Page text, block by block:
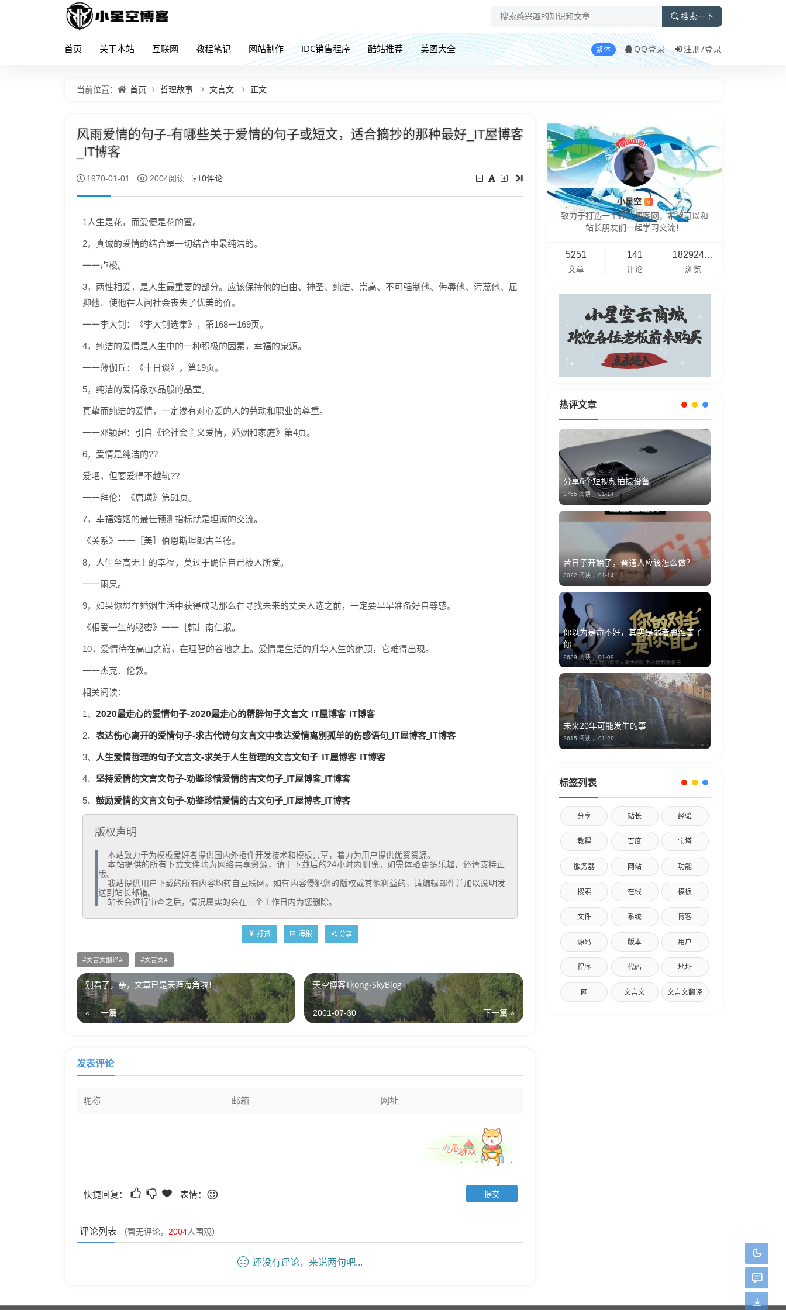
搜索一下
首页 关于本站 互联网 教程笔记 网站制作 IDC销售程序 酷站推荐 美图大全 繁体 QQ登录 注册/登录
当前位置： 首页 哲理故事 文言文 正文
风雨爱情的句子-有哪些关于爱情的句子或短文，适合摘抄的那种最好_IT屋博客
_IT博客
1970-01-01 2004阅读 0评论
1人生是花，而爱便是花的蜜。
2，真诚的爱情的结合是一切结合中最纯洁的。
一一卢梭。
3，两性相爱，是人生最重要的部分。应该保持他的自由、神圣、纯洁、崇高、不可强制他、侮辱他、污蔑他、屈
抑他、使他在人间社会丧失了优美的价。
一一李大钊：《李大钊选集》，第168一169页。
4，纯洁的爱情是人生中的一种积极的因素，幸福的泉源。
一一薄伽丘：《十日谈》，第19页。
5，纯洁的爱情象水晶般的晶莹。
真挚而纯洁的爱情，一定渗有对心爱的人的劳动和职业的尊重。
一一邓颖超：引自《论社会主义爱情，婚姻和家庭》第4页。
6，爱情是纯洁的??
爱吧，但要爱得不越轨??
一一拜伦：《唐璜》第51页。
7，幸福婚姻的最佳预测指标就是坦诚的交流。
《关系》一一［美］伯恩斯坦郎古兰德。
8，人生至高无上的幸福，莫过于确信自己被人所爱。
一一雨果。
9，如果你想在婚姻生活中获得成功那么在寻找未来的丈夫人选之前，一定要早早准备好自尊感。
《相爱一生的秘密》一一［韩］南仁淑。
10，爱情待在高山之巅，在理智的谷地之上。爱情是生活的升华人生的绝顶，它难得出现。
一一杰克．伦敦。
相关阅读：
1、 2020最走心的爱情句子-2020最走心的精辟句子文言文_IT屋博客_IT博客
2、 表达伤心离开的爱情句子-求古代诗句文言文中表达爱情离别孤单的伤感语句_IT屋博客_IT博客
3、 人生爱情哲理的句子文言文-求关于人生哲理的文言文句子_IT屋博客_IT博客
4、 坚持爱情的文言文句子-劝鉴珍惜爱情的古文句子_IT屋博客_IT博客
5、 鼓励爱情的文言文句子-劝鉴珍惜爱情的古文句子_IT屋博客_IT博客
版权声明
  本站提供的所有下载文件均为网络共享资源，请于下载后的24小时内删除。如需体验更多乐趣，还请支持正
版。
送到站长邮箱。
  站长会进行审查之后，情况属实的会在三个工作日内为您删除。
打赏 海报 分享
文言文翻译 文言文
别看了，亲，文章已是天涯海角啦！
« 上一篇
天空博客Tkong-SkyBlog
下一篇 »
2001-07-30
发表评论
快捷回复： 表情：
评论列表 （暂无评论， 2004人围观）
还没有评论，来说两句吧...
小星空 V
致力于打造一个经典博客网，希望可以和
站长朋友们一起学习交流！
5251
文章
141
评论
18292461
浏览
热评文章
分享6个短视频拍摄设备
3755 阅读 ，01-14
苦日子开始了，普通人应该怎么做？
3022 阅读 ，01-14
你以为是命不好，其实是弱者思维害了
你
2639 阅读 ，01-09
未来20年可能发生的事
2615 阅读 ，01-29
标签列表
分享 站长 经验
教程 百度 宝塔
服务器 网站 功能
搜索 在线 模板
文件 系统 博客
源码 版本 用户
程序 代码 地址
网 文言文 文言文翻译